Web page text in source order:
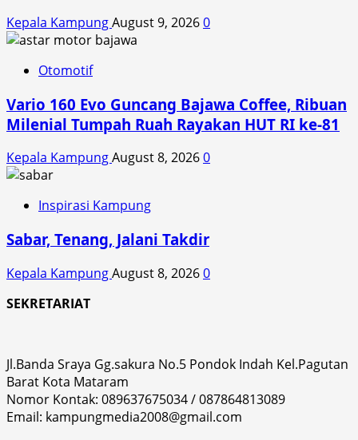
Kepala KampungAugust 9, 20260
Otomotif
Vario 160 Evo Guncang Bajawa Coffee, Ribuan
Milenial Tumpah Ruah Rayakan HUT RI ke-81
Kepala KampungAugust 8, 20260
Inspirasi Kampung
Sabar, Tenang, Jalani Takdir
Kepala KampungAugust 8, 20260
SEKRETARIAT
Jl.Banda Sraya Gg.sakura No.5 Pondok Indah Kel.Pagutan
Barat Kota Mataram
Nomor Kontak: 089637675034 / 087864813089
Email: kampungmedia2008@gmail.com